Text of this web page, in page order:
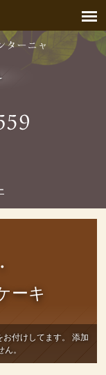
ーキ
付けしてます。
添加
。